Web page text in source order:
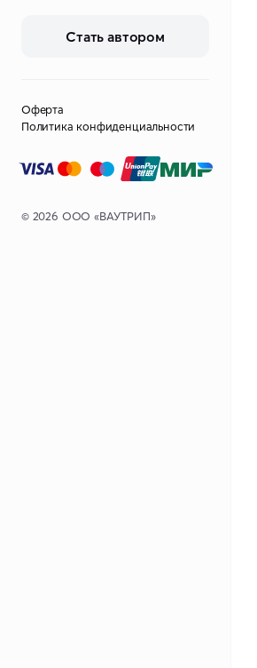
Стать автором
Оферта
Политика конфиденциальности
© 2026 ООО «ВАУТРИП»